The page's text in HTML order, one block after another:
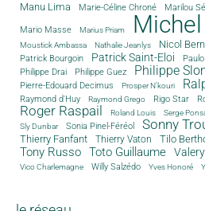
Manu Lima Marie-Céline Chroné Marilou
Mario Masse Marius Priam
Moustick Ambassa Nathalie Jeanlys Nicol
Patrick Bourgoin
Patrick Saint-Eloi
Philippe Drai
Philippe Guez Philippe
Pierre-Edouard Decimus Prosper N'kouri
Raymond d'Huy
Raymond Grego Rigo Star
Roger Raspail Roland Louis Serge
Sly Dunbar Sonia Pinel-Féréol Sonny
Thierry Fanfant Thierry Vaton Tilo
Tony Russo Toto Guillaume
Vico Charlemagne Willy Salzédo Yves Honoré